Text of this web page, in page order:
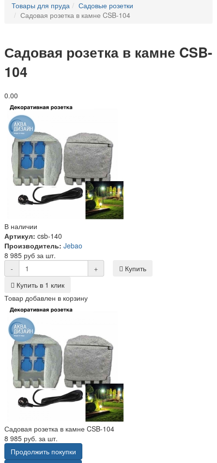
Товары для пруда
Садовые розетки
Садовая розетка в камне CSB-104
Садовая розетка в камне CSB-
104
0.00
В наличии
Артикул: csb-140
Производитель: Jebao
8 985 руб за шт.
-
+
Купить
Купить в 1 клик
Товар добавлен в корзину
Садовая розетка в камне CSB-104
8 985 руб. за шт.
Продолжить покупки